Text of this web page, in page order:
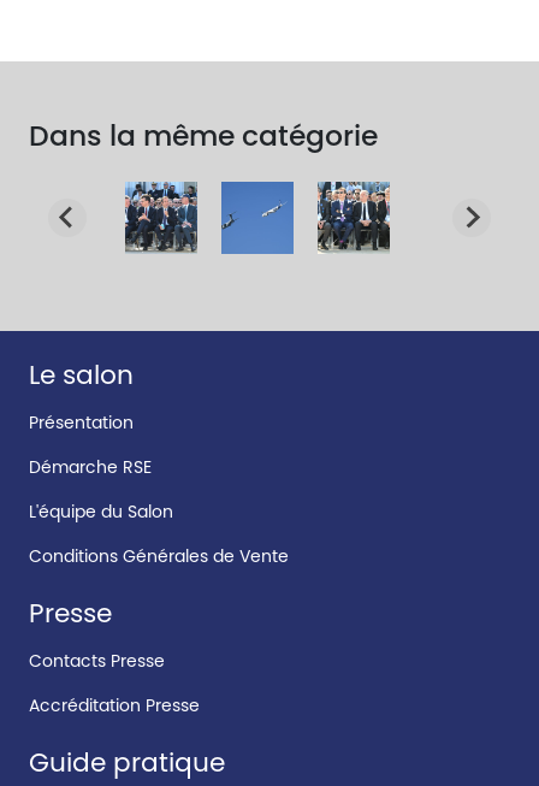
Dans la même catégorie
Le salon
Présentation
Démarche RSE
L'équipe du Salon
Conditions Générales de Vente
Presse
Contacts Presse
Accréditation Presse
Guide pratique